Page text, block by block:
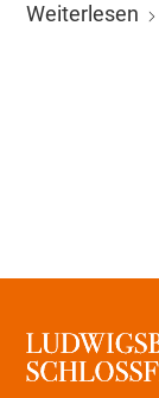
Weiterlesen